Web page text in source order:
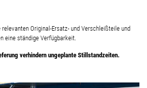
Original-Ersatz- und Verschleißteile und
eine ständige Verfügbarkeit.
verhindern ungeplante Stillstandzeiten.